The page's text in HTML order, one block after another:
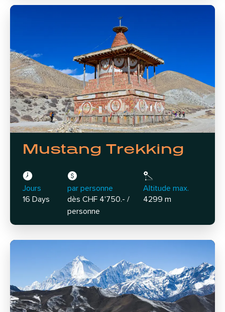
Mustang Trekking
Jours
16 Days
par personne
dès CHF 4'750.- /
personne
Altitude max.
4299 m